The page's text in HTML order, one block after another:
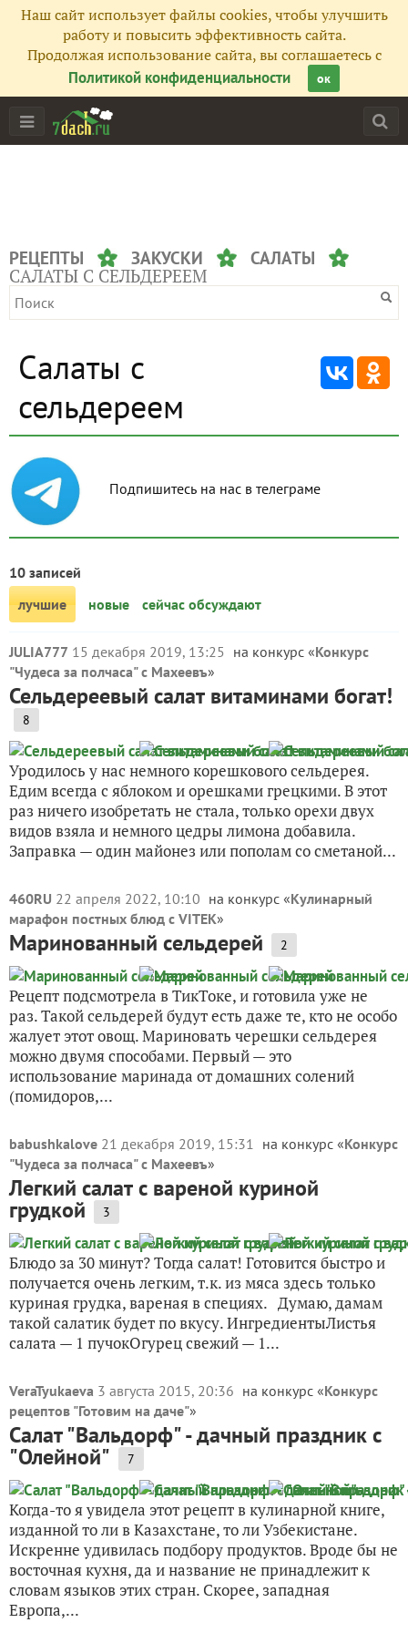
Наш сайт использует файлы cookies, чтобы улучшить
работу и повысить эффективность сайта.
Продолжая использование сайта, вы соглашаетесь с
Политикой конфиденциальности
ок
РЕЦЕПТЫ ЗАКУСКИ САЛАТЫ
САЛАТЫ С СЕЛЬДЕРЕЕМ
Салаты с
сельдереем
Подпишитесь на нас в телеграме
10 записей
лучшие
новые сейчас обсуждают
JULIA777 15 декабря 2019, 13:25 на конкурс «Конкурс
"Чудеса за полчаса" с Махеевъ»
Сельдереевый салат витаминами богат!
8
Уродилось у нас немного корешкового сельдерея.
Едим всегда с яблоком и орешками грецкими. В этот
раз ничего изобретать не стала, только орехи двух
видов взяла и немного цедры лимона добавила.
Заправка — один майонез или пополам со сметаной...
460RU 22 апреля 2022, 10:10 на конкурс «Кулинарный
марафон постных блюд с VITEK»
Маринованный сельдерей 2
Рецепт подсмотрела в ТикТоке, и готовила уже не
раз. Такой сельдерей будут есть даже те, кто не особо
жалует этот овощ. Мариновать черешки сельдерея
можно двумя способами. Первый — это
использование маринада от домашних солений
(помидоров,...
babushkalove 21 декабря 2019, 15:31 на конкурс «Конкурс
"Чудеса за полчаса" с Махеевъ»
Легкий салат с вареной куриной
грудкой 3
Блюдо за 30 минут? Тогда салат! Готовится быстро и
получается очень легким, т.к. из мяса здесь только
куриная грудка, вареная в специях. Думаю, дамам
такой салатик будет по вкусу. ИнгредиентыЛистья
салата — 1 пучокОгурец свежий — 1...
VeraTyukaeva 3 августа 2015, 20:36 на конкурс «Конкурс
рецептов "Готовим на даче"»
Салат "Вальдорф" - дачный праздник с
"Олейной" 7
Когда-то я увидела этот рецепт в кулинарной книге,
изданной то ли в Казахстане, то ли Узбекистане.
Искренне удивилась подбору продуктов. Вроде бы не
восточная кухня, да и название не принадлежит к
словам языков этих стран. Скорее, западная
Европа,...